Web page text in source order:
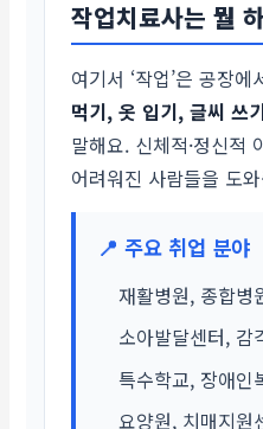
작업치료사는 뭘
여기서 ‘작업’은 공장
먹기, 옷 입기, 글씨 쓰
말해요. 신체적·정신적
어려워진 사람들을 도
📍 주요 취업 분야
재활병원, 종합병
소아발달센터, 감
특수학교, 장애인
요양원, 치매지원